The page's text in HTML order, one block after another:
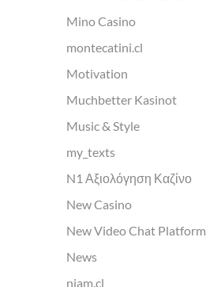
Mino Casino
montecatini.cl
Motivation
Muchbetter Kasinot
Music & Style
my_texts
N1 Αξιολόγηση Καζίνο
New Casino
New Video Chat Platform
News
niam.cl